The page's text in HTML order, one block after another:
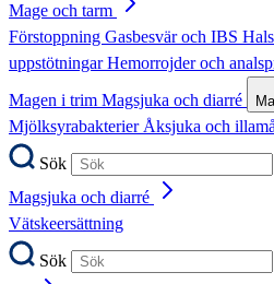
Mage och tarm
Förstoppning Gasbesvär och IBS
uppstötningarHemorrojder och
Magen i trim Magsjuka och diarré
MjölksyrabakterierÅksjuka och
Sök
Magsjuka och diarré
Vätskeersättning
Sök